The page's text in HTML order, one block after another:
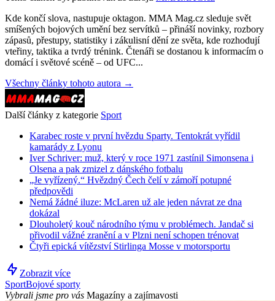
Kde končí slova, nastupuje oktagon. MMA Mag.cz sleduje svět
smíšených bojových umění bez servítků – přináší novinky, rozbory
zápasů, přestupy, statistiky i zákulisní dění ze světa, kde rozhodují
vteřiny, taktika a tvrdý trénink. Čtenáři se dostanou k informacím o
domácí i světové scéně – od UFC...
Všechny články tohoto autora →
Další články z kategorie Sport
Karabec roste v první hvězdu Sparty. Tentokrát vyřídil
kamarády z Lyonu
Iver Schriver: muž, který v roce 1971 zastínil Simonsena i
Olsena a pak zmizel z dánského fotbalu
„Je vyřízený.“ Hvězdný Čech čelí v zámoří potupné
předpovědi
Nemá žádné iluze: McLaren už ale jeden návrat ze dna
dokázal
Dlouholetý kouč národního týmu v problémech. Jandač si
přivodil vážné zranění a v Plzni není schopen trénovat
Čtyři epická vítězství Stirlinga Mosse v motorsportu
Zobrazit více
SportBojové sporty
Vybrali jsme pro vás Magazíny a zajímavosti